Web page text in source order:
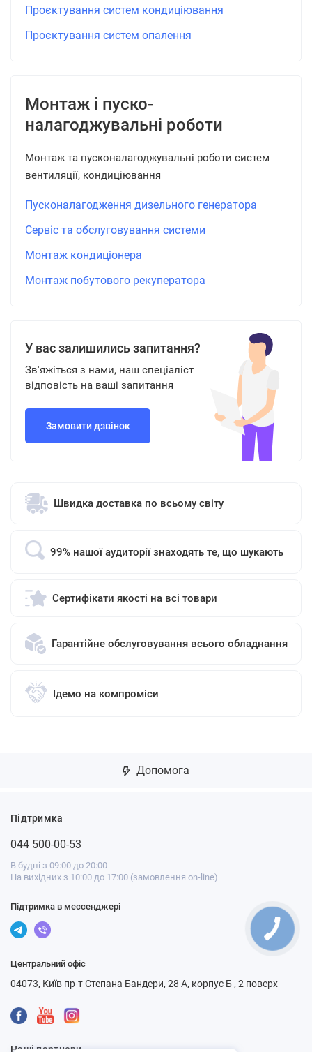
Проєктування систем кондиціювання
Проєктування систем опалення
Монтаж і пуско-
налагоджувальні роботи
Монтаж та пусконалагоджувальні роботи систем
вентиляції, кондиціювання
Пусконалагодження дизельного генератора
Сервіс та обслуговування системи
Монтаж кондиціонера
Монтаж побутового рекуператора
У вас залишились запитання?
Зв'яжіться з нами, наш спеціаліст
відповість на ваші запитання
Замовити дзвінок
Швидка доставка по всьому світу
99% нашої аудиторії знаходять те, що шукають
Сертифікати якості на всі товари
Гарантійне обслуговування всього обладнання
Ідемо на компроміси
Допомога
Підтримка
044 500-00-53
В будні з 09:00 до 20:00
На вихідних з 10:00 до 17:00 (замовлення on-line)
Підтримка в мессенджері
Центральний офіс
04073, Київ пр-т Степана Бандери, 28 А, корпус Б , 2 поверх
Наші партнери